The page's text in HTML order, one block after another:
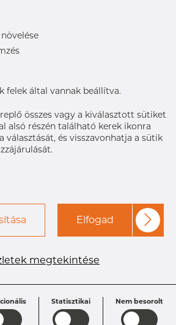
pácolt
felek által vannak beállítva.
összes vagy a kiválasztott sütiket
alsó részén található kerek ikonra
és visszavonhatja a sütik
Elfogad
megtekintése
Statisztikai Nem besorolt